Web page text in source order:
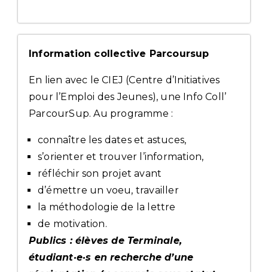
Information collective Parcoursup
En lien avec le CIEJ (Centre d’Initiatives
pour l’Emploi des Jeunes), une Info Coll’
ParcourSup. Au programme :
connaître les dates et astuces,
s’orienter et trouver l’information,
réfléchir son projet avant
d’émettre un voeu, travailler
la méthodologie de la lettre
de motivation.
Publics : élèves de Terminale,
étudiant·e·s en recherche d’une